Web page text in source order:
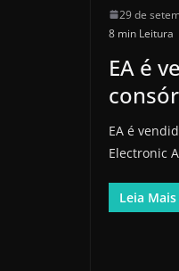
29 de
8 min Leitura
EA é
EA é
Electronic
Leia Mais